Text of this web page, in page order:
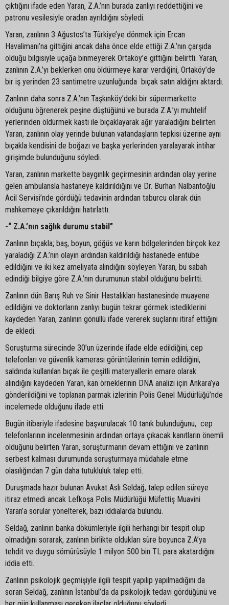
çıktığını ifade eden Yaran, Z.A.’nın burada zanlıyı reddettiğini ve
patronu vesilesiyle oradan ayrıldığını söyledi.
Yaran, zanlının 3 Ağustos’ta Türkiye’ye dönmek için Ercan
Havalimanı’na gittiğini ancak daha önce elde ettiği Z.A.’nın çarşıda
olduğu bilgisiyle uçağa binmeyerek Ortaköy’e gittiğini belirtti. Yaran,
zanlının Z.A.’yı beklerken onu öldürmeye karar verdiğini, Ortaköy’de
bir iş yerinden 23 santimetre uzunluğunda bıçak satın aldığını aktardı.
Zanlının daha sonra Z.A.’nın Taşkınköy’deki bir süpermarkette
olduğunu öğrenerek peşine düştüğünü ve burada Z.A.’yı muhtelif
yerlerinden öldürmek kasti ile bıçaklayarak ağır yaraladığını belirten
Yaran, zanlının olay yerinde bulunan vatandaşların tepkisi üzerine aynı
bıçakla kendisini de boğazı ve başka yerlerinden yaralayarak intihar
girişimde bulunduğunu söyledi.
Yaran, zanlının markette baygınlık geçirmesinin ardından olay yerine
gelen ambulansla hastaneye kaldırıldığını ve Dr. Burhan Nalbantoğlu
Acil Servisi’nde gördüğü tedavinin ardından taburcu olarak dün
mahkemeye çıkarıldığını hatırlattı.
-“ Z.A.’nın sağlık durumu stabil”
Zanlının bıçakla; baş, boyun, göğüs ve karın bölgelerinden birçok kez
yaraladığı Z.A.’nın olayın ardından kaldırıldığı hastanede entübe
edildiğini ve iki kez ameliyata alındığını söyleyen Yaran, bu sabah
edindiği bilgiye göre Z.A.’nın durumunun stabil olduğunu belirtti.
Zanlının dün Barış Ruh ve Sinir Hastalıkları hastanesinde muayene
edildiğini ve doktorların zanlıyı bugün tekrar görmek istediklerini
kaydeden Yaran, zanlının gönüllü ifade vererek suçlarını itiraf ettiğini
de ekledi.
Soruşturma sürecinde 30’un üzerinde ifade elde edildiğini, cep
telefonları ve güvenlik kamerası görüntülerinin temin edildiğini,
saldırıda kullanılan bıçak ile çeşitli materyallerin emare olarak
alındığını kaydeden Yaran, kan örneklerinin DNA analizi için Ankara’ya
gönderildiğini ve toplanan parmak izlerinin Polis Genel Müdürlüğü’nde
incelemede olduğunu ifade etti.
Bugün itibariyle ifadesine başvurulacak 10 tanık bulunduğunu, cep
telefonlarının incelenmesinin ardından ortaya çıkacak kanıtların önemli
olduğunu belirten Yaran, soruşturmanın devam ettiğini ve zanlının
serbest kalması durumunda soruşturmaya müdahale etme
olasılığından 7 gün daha tutukluluk talep etti.
Duruşmada hazır bulunan Avukat Aslı Seldağ, talep edilen süreye
itiraz etmedi ancak Lefkoşa Polis Müdürlüğü Müfettiş Muavini
Yaran’a sorular yönelterek, bazı iddialarda bulundu.
Seldağ, zanlının banka dökümleriyle ilgili herhangi bir tespit olup
olmadığını sorarak, zanlının birlikte oldukları süre boyunca Z.A’ya
tehdit ve duygu sömürüsüyle 1 milyon 500 bin TL para akatardığını
iddia etti.
Zanlının psikolojik geçmişiyle ilgili tespit yapılıp yapılmadığını da
soran Seldağ, zanlının İstanbul’da da psikolojik tedavi gördüğünü ve